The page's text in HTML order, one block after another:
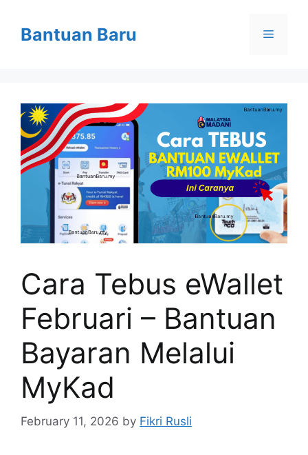
contentBantuan Baru Menu
Cara Tebus eWallet
Februari – Bantuan
Bayaran Melalui
MyKad
February 11, 2026 by Fikri Rusli